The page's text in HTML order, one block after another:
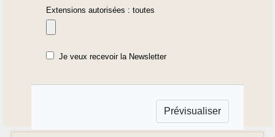
Extensions autorisées : toutes
Je veux recevoir la Newsletter